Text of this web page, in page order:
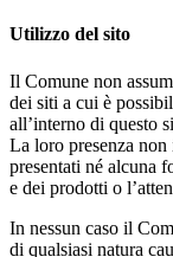
Utilizzo del sito
Il Comune non
dei siti a cui è
all’interno di questo
La loro presenza
presentati né alcuna
e dei prodotti o
In nessun caso il
di qualsiasi natura